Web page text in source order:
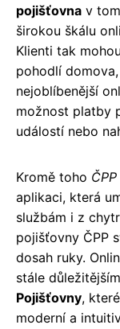
pojišťovna v
širokou škálu
Klienti tak
pohodlí
nejoblíbenější
možnost platby
událostí nebo
Kromě toho
aplikaci, která
službám i z
pojišťovny ČPP
dosah ruky.
stále
Pojišťovny,
moderní a